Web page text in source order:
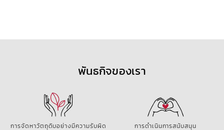
พันธกิจของเรา
การจัดหาวัตถุดิบอย่างมีความรับผิด
การดำเนินการสนับสนุน